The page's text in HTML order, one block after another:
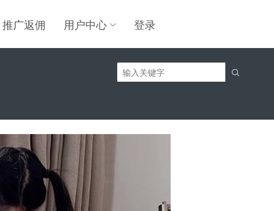
推广返佣 用户中心 登录
